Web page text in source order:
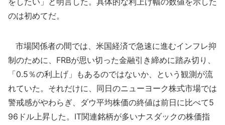
のは初めてだ。
市場関係者の間では、米国経済で急速に進むインフレ抑
制のために、FRBが思い切った金融引き締めに踏み切り、
「0.5％の利上げ」もあるのではないか、という観測が流
れていた。それだけに、同日のニューヨーク株式市場では
警戒感がやわらぎ、ダウ平均株価の終値は前日に比べて5
96ドル上昇した。IT関連銘柄が多いナスダックの株価指